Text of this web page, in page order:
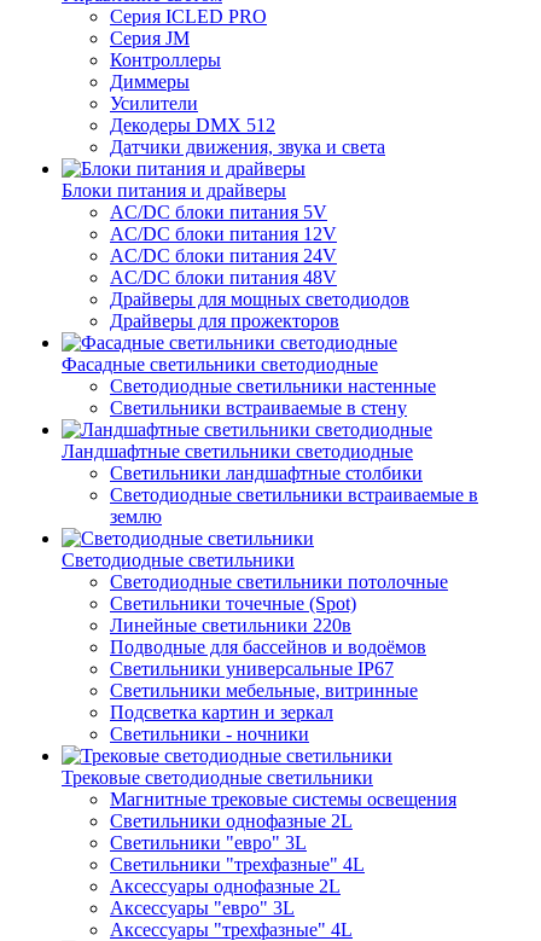
Серия ICLED PRO
Серия JM
Контроллеры
Диммеры
Усилители
Декодеры DMX 512
Датчики движения, звука и света
Блоки питания и драйверы
AC/DC блоки питания 5V
AC/DC блоки питания 12V
AC/DC блоки питания 24V
AC/DC блоки питания 48V
Драйверы для мощных светодиодов
Драйверы для прожекторов
Фасадные светильники светодиодные
Светодиодные светильники настенные
Светильники встраиваемые в стену
Ландшафтные светильники светодиодные
Светильники ландшафтные столбики
Светодиодные светильники встраиваемые в
землю
Светодиодные светильники
Светодиодные светильники потолочные
Светильники точечные (Spot)
Линейные светильники 220в
Подводные для бассейнов и водоёмов
Светильники универсальные IP67
Светильники мебельные, витринные
Подсветка картин и зеркал
Светильники - ночники
Трековые светодиодные светильники
Магнитные трековые системы освещения
Светильники однофазные 2L
Светильники "евро" 3L
Светильники "трехфазные" 4L
Аксессуары однофазные 2L
Аксессуары "евро" 3L
Аксессуары "трехфазные" 4L